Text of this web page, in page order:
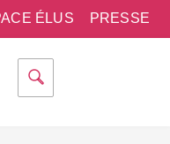
PRESSE
ÉLUS